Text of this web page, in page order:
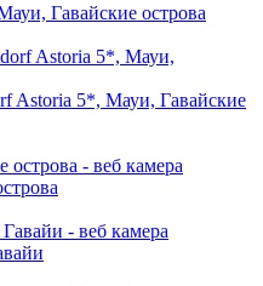
Гавайские острова
Astoria 5*, Мауи, Гавайские